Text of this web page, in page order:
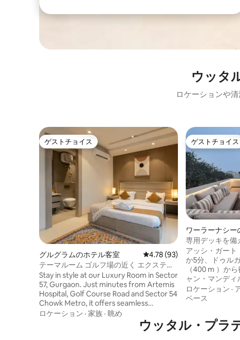
ウッタ
ロケーションや
ゲストチョイス
ゲストチョイス
グルグラムのホテル客室 レビュー93件、5つ星中4.78
4.78 (93)
テーマルーム ゴルフ場の近く エクステン
ション グルグラム
Stay in style at our Luxury Room in Sector
57, Gurgaon. Just minutes from Artemis
Hospital, Golf Course Road and Sector 54
Chowk Metro, it offers seamless
connectivity across the city. Ideal for
medical, business and leisure stays, the
room blends modern comfort with
ロケーション · 家族 · 眺め
ゲストチョイス
ゲストチョイス
ワーラーナシー
専用デッキを備
ハウス
アッシ・ガー
か5分、ドゥル
（400 m ）か
ャン・マンデ
分、BHUから
に、アルベルゴ
ーマッサージ
ホームシアタ
ロケーション ·
ペース
ウッタル・プラ